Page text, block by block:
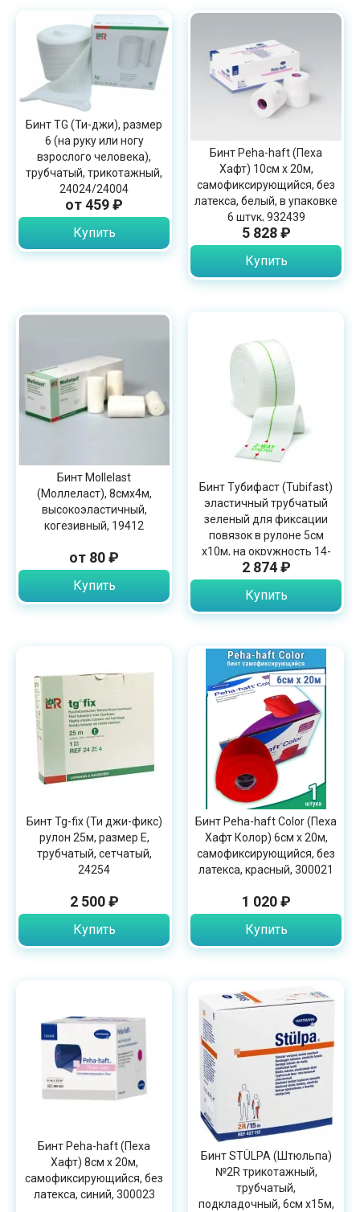
Бинт TG (Ти-джи), размер
6 (на руку или ногу
взрослого человека​),
трубчатый, трикотажный,
24024/24004
от 459 ₽
Купить
Бинт Peha-haft (Пеха
Хафт) 10см х 20м,
самофиксирующийся, без
латекса, белый, в упаковке
6 штук, 932439
5 828 ₽
Купить
Бинт Mollelast
(Моллеласт), 8смх4м,
высокоэластичный,
когезивный, 19412
от 80 ₽
Купить
Бинт Тубифаст (Tubifast)
эластичный трубчатый
зеленый для фиксации
повязок в рулоне 5см
х10м, на окружность 14-
24см, 2436
2 874 ₽
Купить
Бинт Tg-fix (Ти джи-фикс)
рулон 25м, размер Е,
трубчатый, сетчатый,
24254
2 500 ₽
Купить
Бинт Peha-haft Color (Пеха
Хафт Колор) 6см х 20м,
самофиксирующийся, без
латекса, красный, 300021
1 020 ₽
Купить
Бинт Peha-haft (Пеха
Хафт) 8см х 20м,
самофиксирующийся, без
латекса, синий, 300023
Бинт STÜLPA (Штюльпа)
№2R трикотажный,
трубчатый,
подкладочный, 6см х15м,